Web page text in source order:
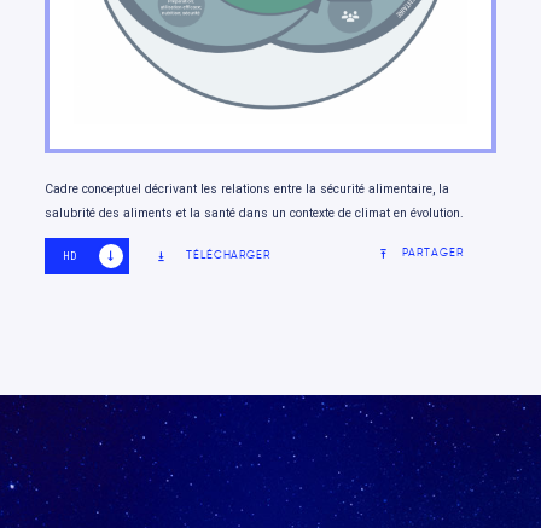
Cadre conceptuel décrivant les relations entre la sécurité alimentaire, la
salubrité des aliments et la santé dans un contexte de climat en évolution.
HD SD TÉLÉCHARGER PARTAGER